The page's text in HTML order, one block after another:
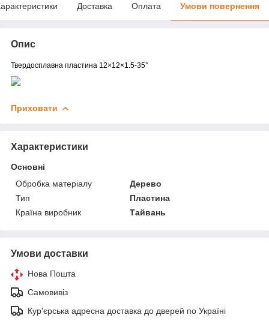
Доставка Оплата Умови повернення
Опис
Твердосплавна пластина 12×12×1.5-35°
Приховати
Характеристики
Основні
Обробка матеріалу
Дерево
Тип
Пластина
Країна виробник
Тайвань
Умови доставки
Нова Пошта
Самовивіз
Кур'єрська адресна доставка до дверей по Україні